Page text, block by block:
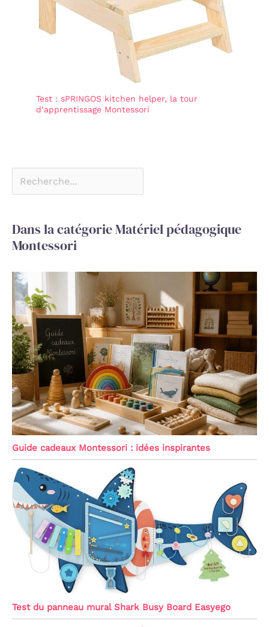
Test : sPRINGOS kitchen helper, la tour
d’apprentissage Montessori
Dans la catégorie Matériel pédagogique
Montessori
Guide cadeaux Montessori : idées inspirantes
Test du panneau mural Shark Busy Board Easyego